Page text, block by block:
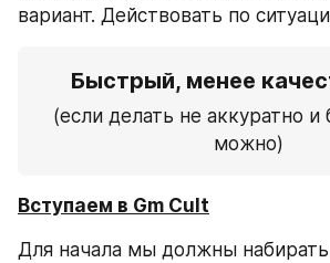
вариант. Действовать по
Быстрый, менее
(если делать не аккуратно и
можно)
Вступаем в Gm Cult
Для начала мы должны набирать